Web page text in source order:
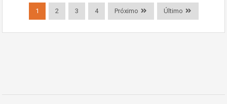
1 2 3 4 Próximo Último